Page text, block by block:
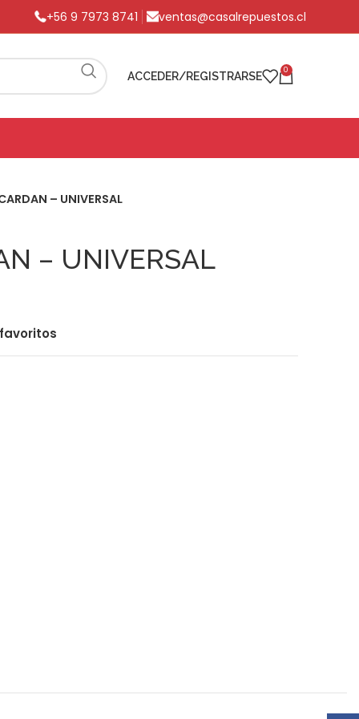
+56 9 7973 8741 ventas@casalrepuestos.cl
ACCEDER/REGISTRARSE 0
– UNIVERSAL
– UNIVERSAL